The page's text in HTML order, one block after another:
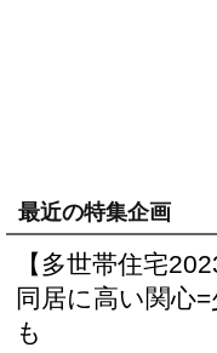
最近の特集企画
【多世帯住宅
同居に高い関心
も